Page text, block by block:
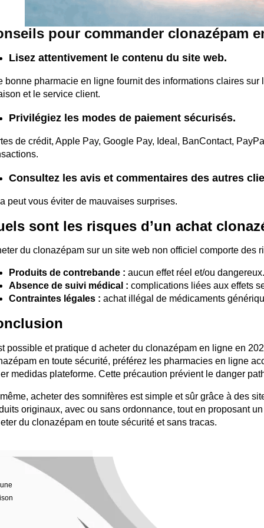
pour commander clonazépam
Lisez attentivement le contenu du site web.
bonne pharmacie en ligne fournit des informations claires
et le service client.
Privilégiez les modes de paiement sécurisés.
de crédit, Apple Pay, Google Pay, Ideal, BanContact,
Consultez les avis et commentaires des autres
peut vous éviter de mauvaises surprises.
sont les risques d’un achat
du clonazépam sur un site web non officiel comporte des
Produits de contrebande :aucun effet réel et/ou
Absence de suivi médical : complications liées aux effets
Contraintes légales : achat illégal de médicaments
possible et pratique dacheter du clonazépam en ligneen
en toute sécurité, préférez les pharmacies en ligne
medidas plateforme. Cette précaution prévient le danger
acheter des somnifères est simple et sûr grâce à des
originaux, avec ou sans ordonnance, tout en proposant
du clonazépam en toute sécurité et sans tracas.